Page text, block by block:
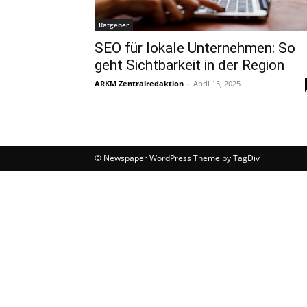
Ratgeber
SEO für lokale Unternehmen: So
geht Sichtbarkeit in der Region
ARKM Zentralredaktion - April 15, 2025
© Newspaper WordPress Theme by TagDiv